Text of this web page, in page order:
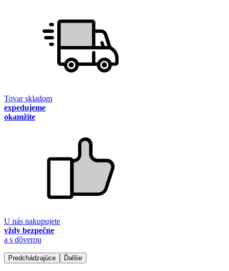
Tovar skladom
expedujeme
okamžite
U nás nakupujete
vždy bezpečne
a s dôverou
Predchádzajúce Ďalšie